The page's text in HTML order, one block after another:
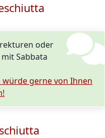
oder
Sabbata
gerne von Ihnen